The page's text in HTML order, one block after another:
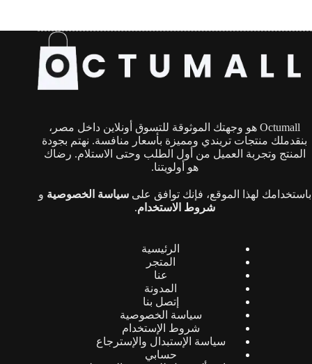
Octumall هو وجهتك الموثوقة للتسوق أونلاين داخل مصر،
بنقدملك منتجات تريندي ومميزة بأسعار منافسة. نهتم بجودة
المنتج وتجربة العميل من أول الطلب وحتى الاستلام. رضاك
هو أولويتنا.
باستخدامك لهذا الموقع، فإنك توافق علىسياسة الخصوصية و
شروط الاستخدام.
الرئيسية
المتجر
عنا
المدونة
إتصل بنا
سياسة الخصوصية
شروط الإستخدام
سياسة الإستبدال والإسترجاع
حسابي